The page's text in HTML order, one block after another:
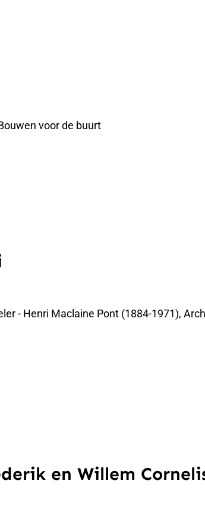
voor de buurt
- Henri Maclaine Pont (1884-1971),
en Willem